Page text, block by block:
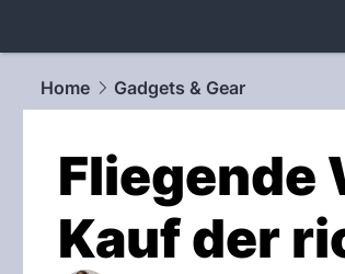
Home
Gadgets & Gear
Fliegende
Kauf der